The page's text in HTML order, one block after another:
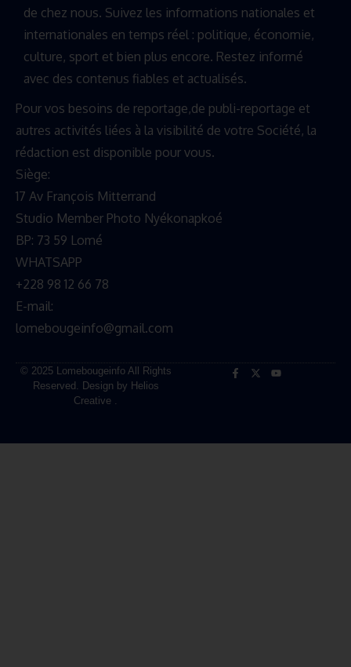
de chez nous. Suivez les informations nationales et
internationales en temps réel : politique, économie,
culture, sport et bien plus encore. Restez informé
avec des contenus fiables et actualisés.
Pour vos besoins de reportage,de publi-reportage et
autres activités liées à la visibilité de votre Société, la
rédaction est disponible pour vous.
Siège:
17 Av François Mitterrand
Studio Member Photo Nyékonapkoé
BP: 73 59 Lomé
WHATSAPP ‪
+228 98 12 66 78
E-mail:
lomebougeinfo@gmail.com
© 2025 Lomebougeinfo All Rights
Reserved. Design by Helios
Creative .